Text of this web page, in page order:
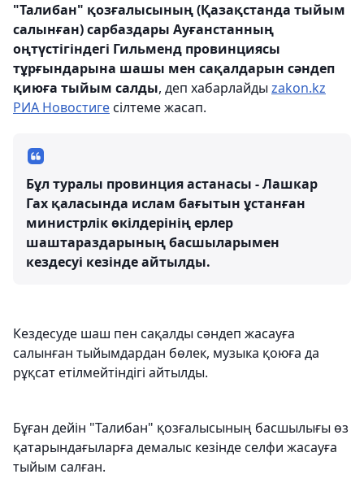
"Талибан" қозғалысының (Қазақстанда тыйым
салынған) сарбаздары Ауғанстанның
оңтүстігіндегі Гильменд провинциясы
тұрғындарына шашы мен сақалдарын сәндеп
қиюға тыйым салды, деп хабарлайды zakon.kz
РИА Новостигесілтеме жасап.
Бұл туралы провинция астанасы - Лашкар
Гах қаласында ислам бағытын ұстанған
министрлік өкілдерінің ерлер
шаштараздарының басшыларымен
кездесуі кезінде айтылды.
Кездесуде шаш пен сақалды сәндеп жасауға
салынған тыйымдардан бөлек, музыка қоюға да
рұқсат етілмейтіндігі айтылды.
Бұған дейін "Талибан" қозғалысының басшылығы өз
қатарындағыларға демалыс кезінде селфи жасауға
тыйым салған.